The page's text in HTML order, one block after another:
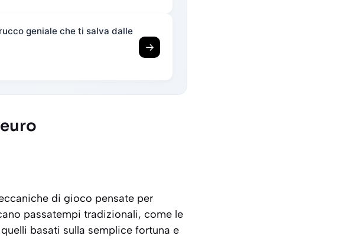
geniale che ti salva dalle
→
di gioco pensate per
passatempi tradizionali, come le
basati sulla semplice fortuna e